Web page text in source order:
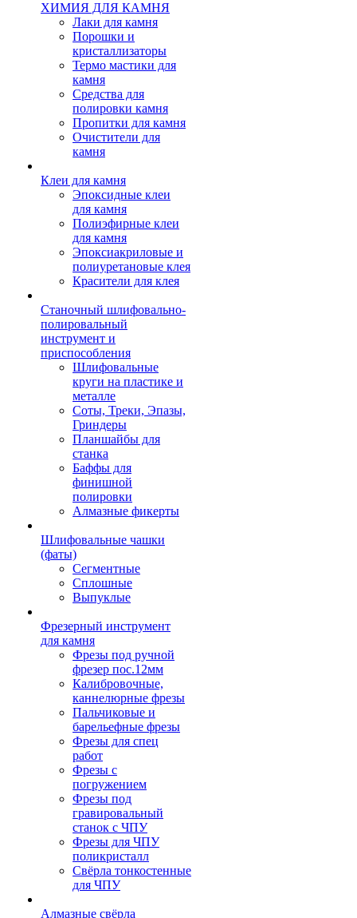
ХИМИЯ ДЛЯ КАМНЯ
Лаки для камня
Порошки и
кристаллизаторы
Термо мастики для
камня
Средства для
полировки камня
Пропитки для камня
Очистители для
камня
Клеи для камня
Эпоксидные клеи
для камня
Полиэфирные клеи
для камня
Эпоксиакриловые и
полиуретановые клея
Красители для клея
Станочный шлифовально-
полировальный
инструмент и
приспособления
Шлифовальные
круги на пластике и
металле
Соты, Треки, Эпазы,
Гриндеры
Планшайбы для
станка
Баффы для
финишной
полировки
Алмазные фикерты
Шлифовальные чашки
(фаты)
Сегментные
Сплошные
Выпуклые
Фрезерный инструмент
для камня
Фрезы под ручной
фрезер пос.12мм
Калибровочные,
каннелюрные фрезы
Пальчиковые и
барельефные фрезы
Фрезы для спец
работ
Фрезы с
погружением
Фрезы под
гравировальный
станок с ЧПУ
Фрезы для ЧПУ
поликристалл
Свёрла тонкостенные
для ЧПУ
Алмазные свёрла